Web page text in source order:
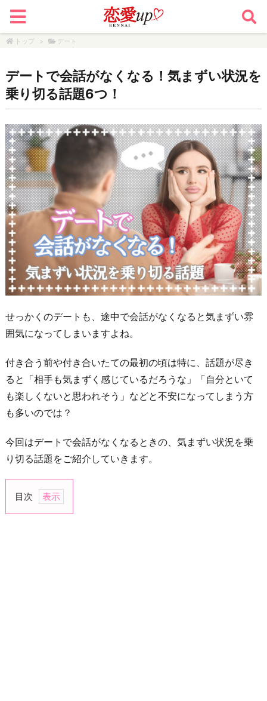
トップ > デート
デートで会話がなくなる！気まずい状況を
乗り切る話題6つ！
せっかくのデートも、途中で会話がなくなると気まずい雰
囲気になってしまいますよね。
付き合う前や付き合いたての最初の頃は特に、話題が尽き
ると「相手も気まずく感じているだろうな」「自分といて
も楽しくないと思われそう」などと不安になってしまう方
も多いのでは？
今回はデートで会話がなくなるときの、気まずい状況を乗
り切る話題をご紹介していきます。
目次
1.